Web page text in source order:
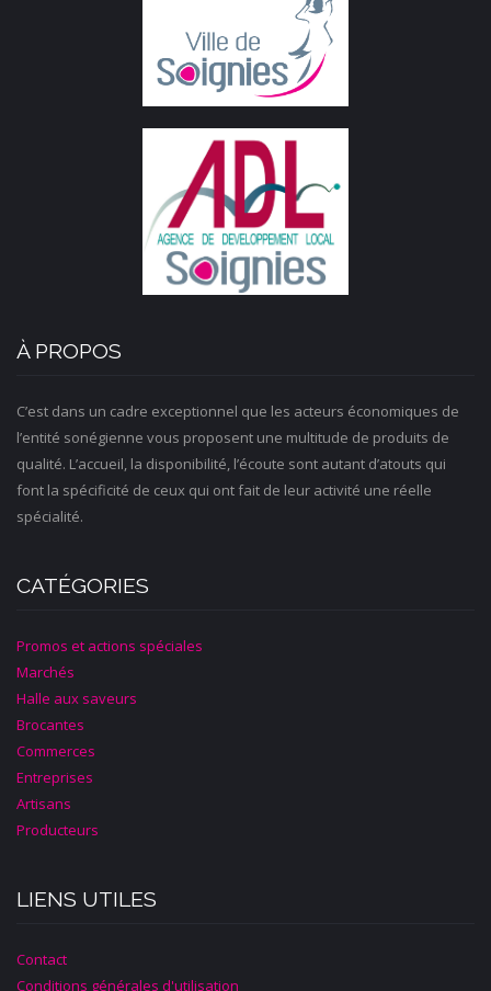
À PROPOS
C’est dans un cadre exceptionnel que les acteurs économiques de
l’entité sonégienne vous proposent une multitude de produits de
qualité. L’accueil, la disponibilité, l’écoute sont autant d’atouts qui
font la spécificité de ceux qui ont fait de leur activité une réelle
spécialité.
CATÉGORIES
Promos et actions spéciales
Marchés
Halle aux saveurs
Brocantes
Commerces
Entreprises
Artisans
Producteurs
LIENS UTILES
Contact
Conditions générales d'utilisation